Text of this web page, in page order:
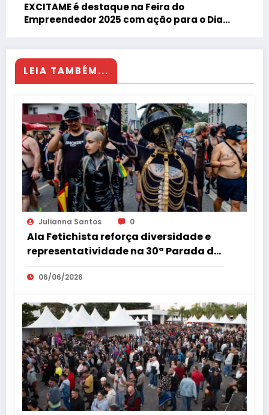
EXCITAME é destaque na Feira do
Empreendedor 2025 com ação para o Dia
LEIA TAMBÉM...
Julianna Santos 0
Ala Fetichista reforça diversidade e
representatividade na 30ª Parada do
Orgulho LGBT+ de São Paulo
06/06/2026